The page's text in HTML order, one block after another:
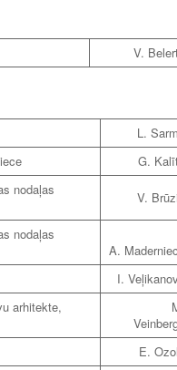
V.
L.
G.
nodaļas
V.
nodaļas
A.
I.
arhitekte,
E.